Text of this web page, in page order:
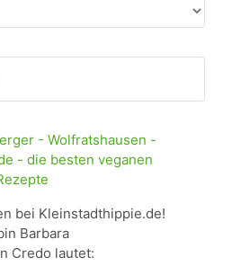
bei Kleinstadthippie.de!
Barbara
Credo lautet: